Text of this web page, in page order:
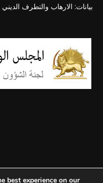
بيانات: الارهاب والتطرف الديني
best experience on our